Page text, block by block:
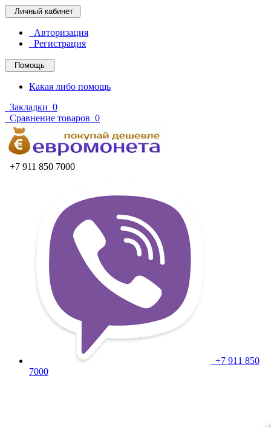
Личный кабинет
Авторизация
Регистрация
Помощь
Какая либо помощь
Закладки 0
Сравнение товаров 0
+7 911 850 7000
+7 911 850
7000